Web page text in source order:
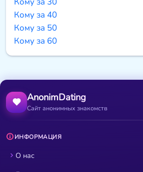
Кому за 40
Кому за 50
Кому за 60
AnonimDating
Сайт анонимных знакомств
ИНФОРМАЦИЯ
О нас